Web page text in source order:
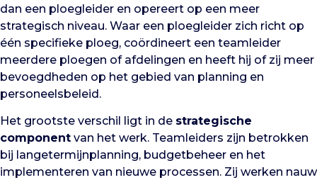
dan een ploegleider en opereert op een meer
strategisch niveau. Waar een ploegleider zich richt op
één specifieke ploeg, coördineert een teamleider
meerdere ploegen of afdelingen en heeft hij of zij meer
bevoegdheden op het gebied van planning en
personeelsbeleid.
Het grootste verschil ligt in de strategische
component van het werk. Teamleiders zijn betrokken
bij langetermijnplanning, budgetbeheer en het
implementeren van nieuwe processen. Zij werken nauw